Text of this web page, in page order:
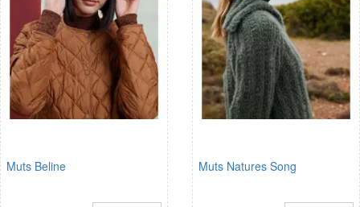
Muts Beline Muts Natures Song